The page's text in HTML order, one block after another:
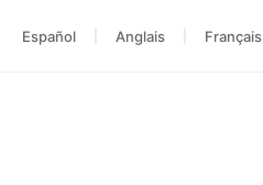
Français
Anglais
Español